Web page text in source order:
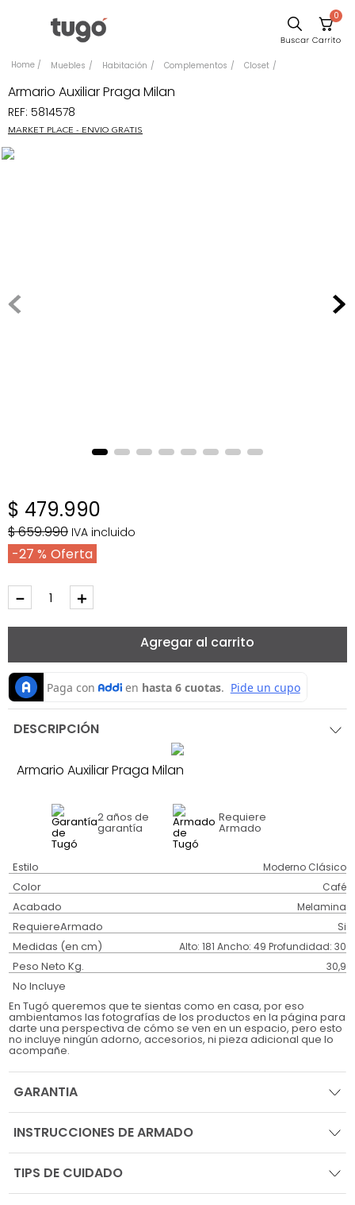
0
Muebles Habitación Complementos Closet
Armario Auxiliar Praga Milan
REF: 5814578
MARKET PLACE - ENVIO GRATIS
$ 479.990
$659.990 IVA incluido
27 %
＋
－
Agregar al carrito
DESCRIPCIÓN
Armario Auxiliar Praga Milan
2 años de
garantía
Requiere
Armado
Estilo Moderno Clásico
Color Café
Acabado Melamina
RequiereArmado Si
Medidas (en cm) Alto: 181 Ancho: 49 Profundidad: 30
Peso Neto Kg. 30,9
No Incluye
En Tugó queremos que te sientas como en casa, por eso
ambientamos las fotografías de los productos en la página para
darte una perspectiva de cómo se ven en un espacio, pero esto
no incluye ningún adorno, accesorios, ni pieza adicional que lo
acompañe.
GARANTIA
INSTRUCCIONES DE ARMADO
TIPS DE CUIDADO
Comedor
Escritorio